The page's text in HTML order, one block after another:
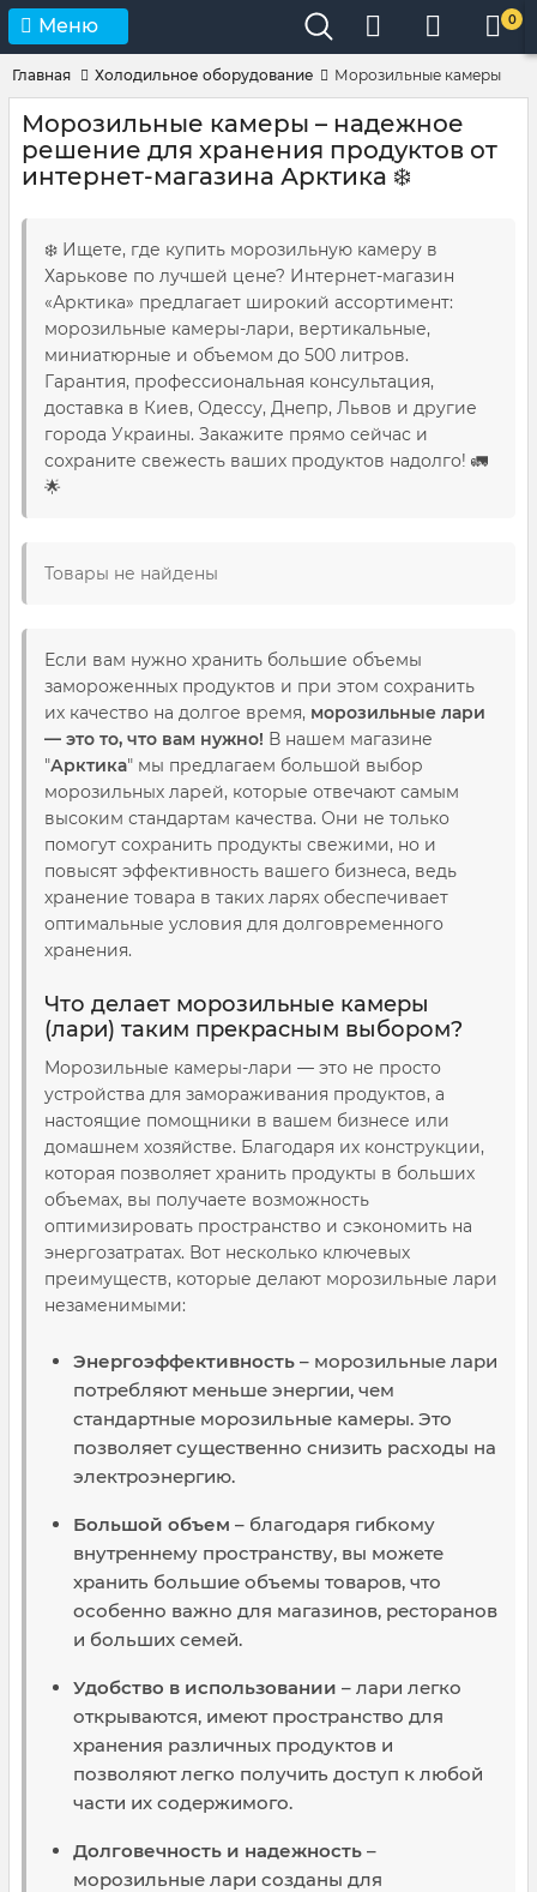
Меню 0
Главная Холодильное оборудование Морозильные камеры
Морозильные камеры – надежное
решение для хранения продуктов от
интернет-магазина Арктика ❄️
❄️ Ищете, где купить морозильную камеру в
Харькове по лучшей цене? Интернет-магазин
«Арктика» предлагает широкий ассортимент:
морозильные камеры-лари, вертикальные,
миниатюрные и объемом до 500 литров.
Гарантия, профессиональная консультация,
доставка в Киев, Одессу, Днепр, Львов и другие
города Украины. Закажите прямо сейчас и
сохраните свежесть ваших продуктов надолго! 🚛
🌟
Товары не найдены
Если вам нужно хранить большие объемы
замороженных продуктов и при этом сохранить
их качество на долгое время, морозильные лари
— это то, что вам нужно! В нашем магазине
"Арктика" мы предлагаем большой выбор
морозильных ларей, которые отвечают самым
высоким стандартам качества. Они не только
помогут сохранить продукты свежими, но и
повысят эффективность вашего бизнеса, ведь
хранение товара в таких ларях обеспечивает
оптимальные условия для долговременного
хранения.
Что делает морозильные камеры
(лари) таким прекрасным выбором?
Морозильные камеры-лари — это не просто
устройства для замораживания продуктов, а
настоящие помощники в вашем бизнесе или
домашнем хозяйстве. Благодаря их конструкции,
которая позволяет хранить продукты в больших
объемах, вы получаете возможность
оптимизировать пространство и сэкономить на
энергозатратах. Вот несколько ключевых
преимуществ, которые делают морозильные лари
незаменимыми:
Энергоэффективность – морозильные лари
потребляют меньше энергии, чем
стандартные морозильные камеры. Это
позволяет существенно снизить расходы на
электроэнергию.
Большой объем – благодаря гибкому
внутреннему пространству, вы можете
хранить большие объемы товаров, что
особенно важно для магазинов, ресторанов
и больших семей.
Удобство в использовании – лари легко
открываются, имеют пространство для
хранения различных продуктов и
позволяют легко получить доступ к любой
части их содержимого.
Долговечность и надежность –
морозильные лари созданы для